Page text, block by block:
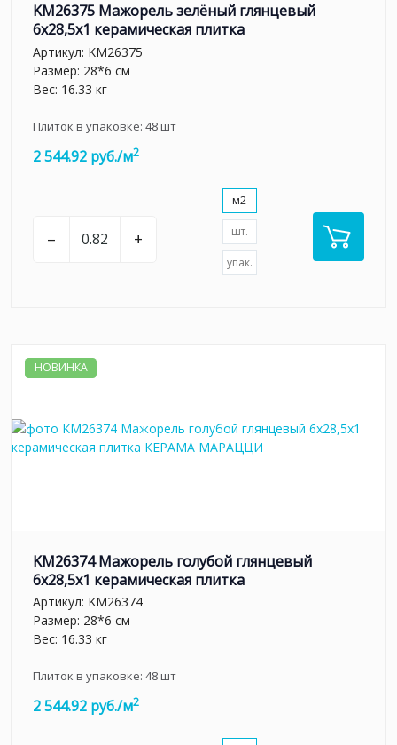
KM26375 Мажорель зелёный глянцевый
6x28,5x1 керамическая плитка
Артикул: KM26375
Размер: 28*6 см
Вес: 16.33 кг
Плиток в упаковке: 48шт
2 544.92 руб./м2
– +
м2
шт.
упак.
НОВИНКА
KM26374 Мажорель голубой глянцевый
6x28,5x1 керамическая плитка
Артикул: KM26374
Размер: 28*6 см
Вес: 16.33 кг
Плиток в упаковке: 48шт
2 544.92 руб./м2